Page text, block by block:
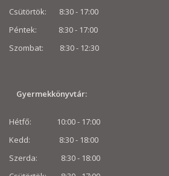
Csütörtök: 8:30 - 17:00
Péntek: 8:30 - 17:00
Szombat: 8:30 - 12:30
Gyermekkönyvtár:
Hétfő: 10:00 - 17:00
Kedd: 8:30 - 18:00
Szerda: 8:30 - 18:00